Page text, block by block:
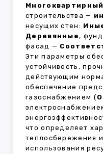
строительства —
несущих стен:
Деревянные,
фасад —
Эти параметры
устойчивость,
действующим
обеспечение
газоснабжением (
что определяет
теплосбережения
использования